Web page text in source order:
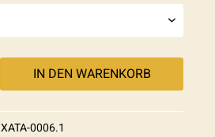
IN DEN WARENKORB
XATA-0006.1